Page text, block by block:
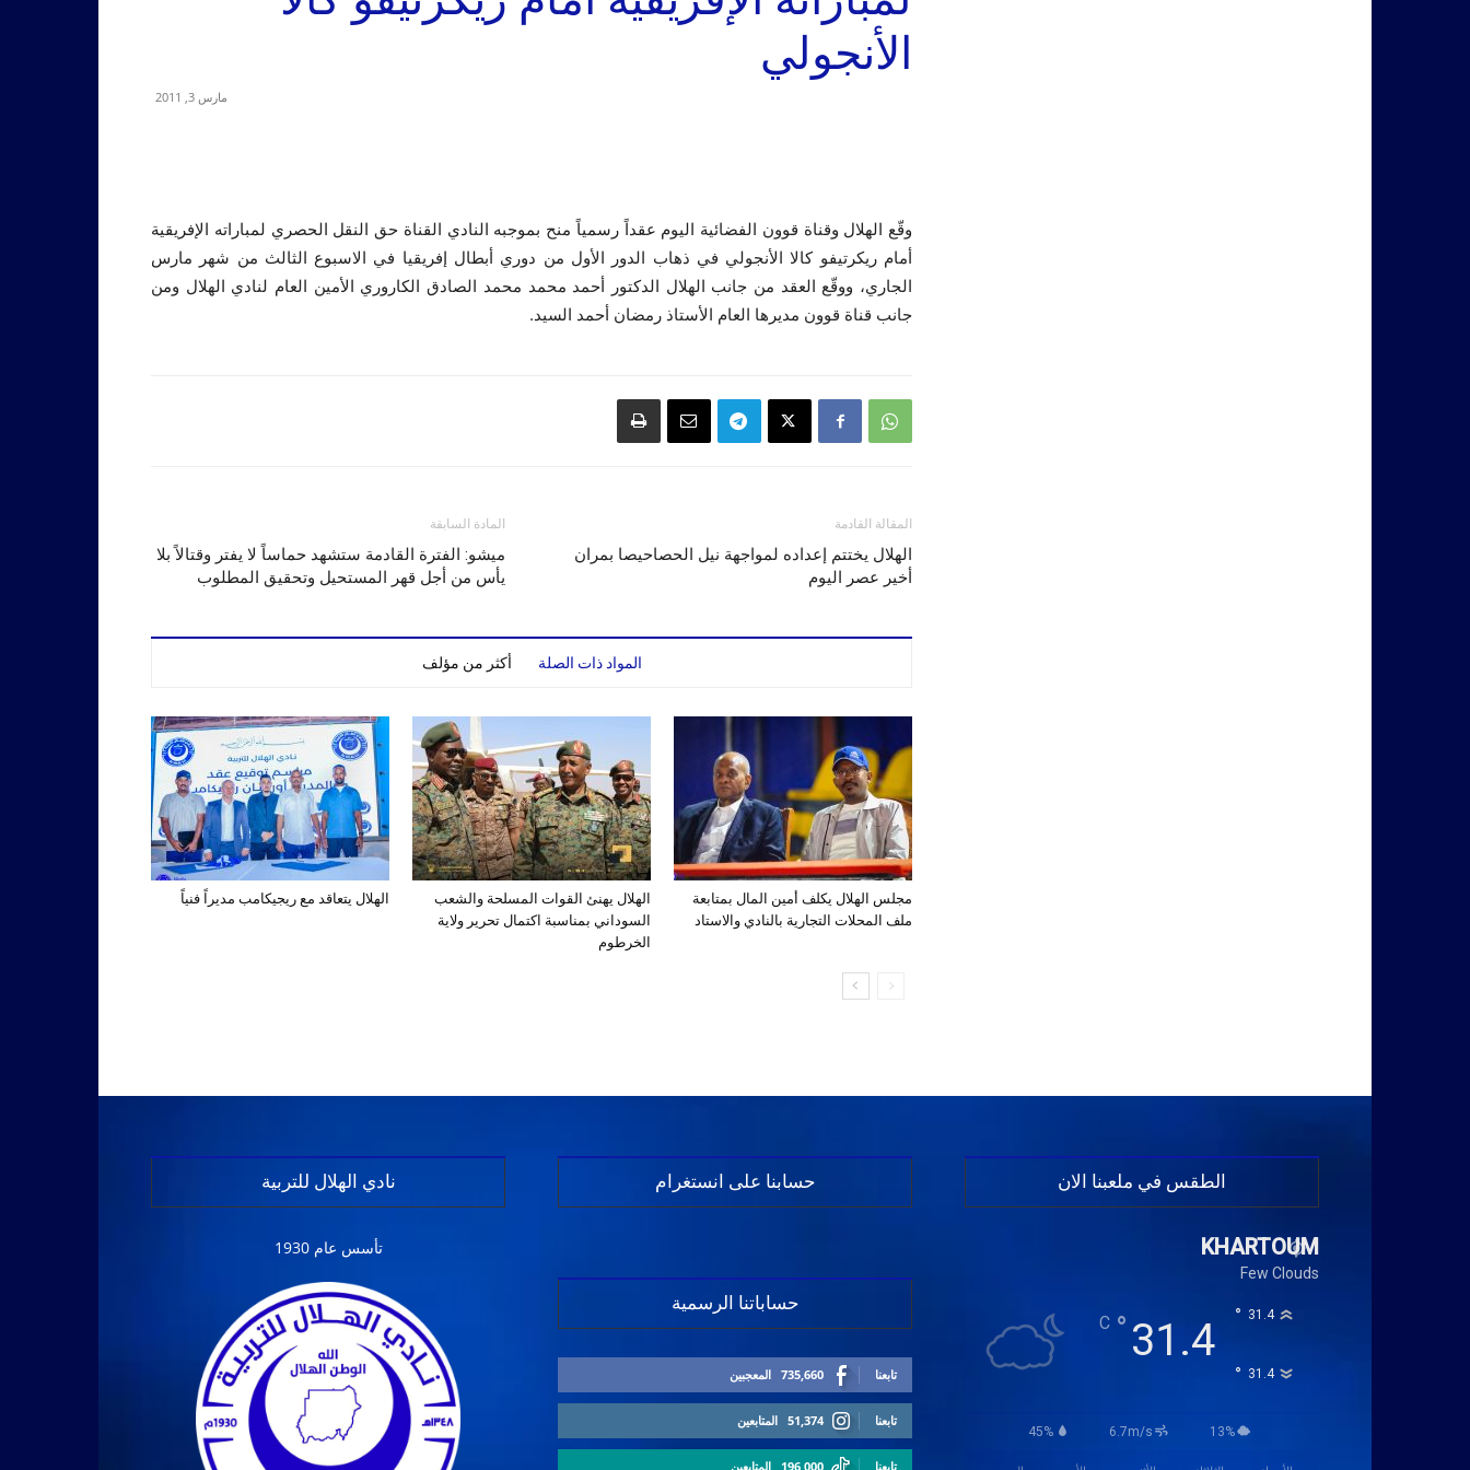
الأنجولي
مارس 3, 2011
وقّع الهلال وقناة قوون الفضائية اليوم عقداً رسمياً منح بموجبه النادي القناة حق النقل الحصري لمباراته الإفريقية
أمام ريكرتيفو كالا الأنجولي في ذهاب الدور الأول من دوري أبطال إفريقيا في الاسبوع الثالث من شهر مارس
الجاري، ووقّع العقد من جانب الهلال الدكتور أحمد محمد محمد الصادق الكاروري الأمين العام لنادي الهلال ومن
جانب قناة قوون مديرها العام الأستاذ رمضان أحمد السيد.
المادة السابقة
ميشو: الفترة القادمة ستشهد حماساً لا يفتر وقتالاً بلا
يأس من أجل قهر المستحيل وتحقيق المطلوب
المقالة القادمة
الهلال يختتم إعداده لمواجهة نيل الحصاحيصا بمران
أخير عصر اليوم
المواد ذات الصلة أكثر من مؤلف
الهلال يتعاقد مع ريجيكامب مديراً فنياً
الهلال يهنئ القوات المسلحة والشعب
السوداني بمناسبة اكتمال تحرير ولاية
الخرطوم
مجلس الهلال يكلف أمين المال بمتابعة
ملف المحلات التجارية بالنادي والاستاد
نادي الهلال للتربية
تأسس عام 1930
حسابنا على انستغرام
حساباتنا الرسمية
735,660 المعجبين تابعنا
51,374 المتابعين تابعنا
196,000 المتابعين تابعنا
الطقس في ملعبنا الان
KHARTOUM
Few Clouds
31.4
°
C 31.4
°
31.4
°
45% 6.7m/s 13%